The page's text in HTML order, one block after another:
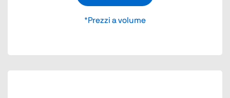
*Prezzi a volume